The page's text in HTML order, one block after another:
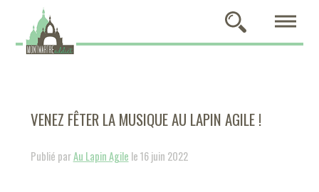
VENEZ FÊTER LA MUSIQUE AU LAPIN AGILE !
Publié parAu Lapin Agile le 16 juin 2022